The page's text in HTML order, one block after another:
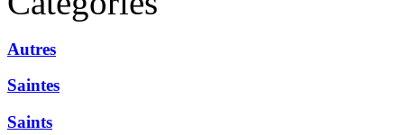
Autres
Saintes
Saints